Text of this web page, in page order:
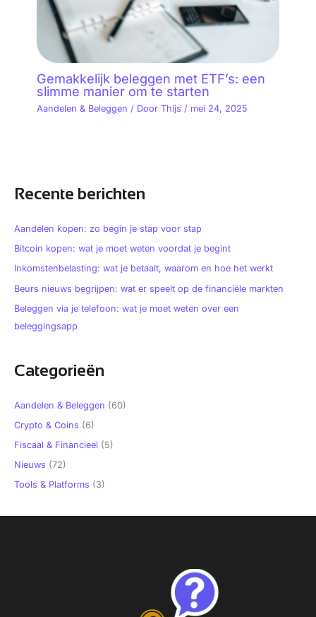
Gemakkelijk beleggen met ETF’s: een
slimme manier om te starten
Aandelen & Beleggen / Door Thijs / mei 24, 2025
Recente berichten
Aandelen kopen: zo begin je stap voor stap
Bitcoin kopen: wat je moet weten voordat je begint
Inkomstenbelasting: wat je betaalt, waarom en hoe het werkt
Beurs nieuws begrijpen: wat er speelt op de financiële markten
Beleggen via je telefoon: wat je moet weten over een
beleggingsapp
Categorieën
Aandelen & Beleggen (60)
Crypto & Coins (6)
Fiscaal & Financieel (5)
Nieuws (72)
Tools & Platforms (3)